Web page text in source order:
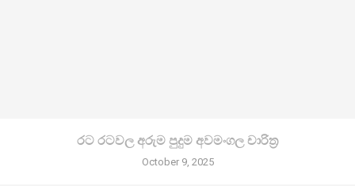
රට රටවල අරුම පුදුම අවමංගල චාරිත්‍ර
October 9, 2025